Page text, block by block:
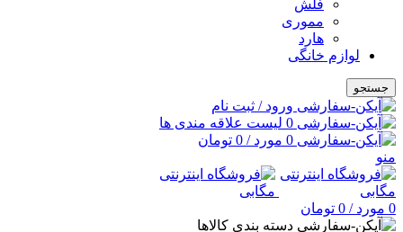
فلش
مموری
هارد
لوازم خانگی
جستجو
ورود / ثبت نام
0 لیست علاقه مندی ها
0 مورد/
0 تومان
منو
0 مورد/
0 تومان
دسته بندی کالاها